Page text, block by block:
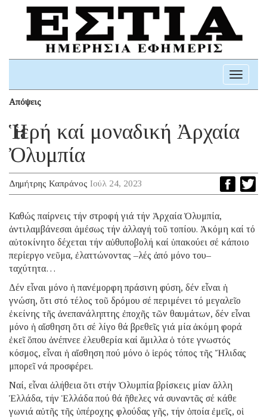
Toggle
Απόψεις
Ἡ ἱερή καί μοναδική Ἀρχαία
Ὀλυμπία
Δημήτρης Καπράνος Ιούλ 24, 2023
Καθώς παίρνεις τήν στροφή γιά τήν Ἀρχαία Ὀλυμπία,
ἀντιλαμβάνεσαι ἀμέσως τήν ἀλλαγή τοῦ τοπίου. Ἀκόμη καί τό
αὐτοκίνητο δέχεται τήν αὐθυποβολή καί ὑπακούει σέ κάποιο
περίεργο νεῦμα, ἐλαττώνοντας –λές ἀπό μόνο του–
ταχύτητα…
Δέν εἶναι μόνο ἡ πανέμορφη πράσινη φύση, δέν εἶναι ἡ
γνώση, ὅτι στό τέλος τοῦ δρόμου σέ περιμένει τό μεγαλεῖο
ἐκείνης τῆς ἀνεπανάληπτης ἐποχῆς τῶν θαυμάτων, δέν εἶναι
μόνο ἡ αἴσθηση ὅτι σέ λίγο θά βρεθεῖς γιά μία ἀκόμη φορά
ἐκεῖ ὅπου ἀνέπνεε ἐλευθερία καί ἅμιλλα ὁ τότε γνωστός
κόσμος, εἶναι ἡ αἴσθηση πού μόνο ὁ ἱερός τόπος τῆς Ἤλιδας
μπορεῖ νά προσφέρει.
Ναί, εἶναι ἀλήθεια ὅτι στήν Ὀλυμπία βρίσκεις μίαν ἄλλη
Ἑλλάδα, τήν Ἑλλάδα πού θά ἤθελες νά συναντᾶς σέ κάθε
γωνιά αὐτῆς τῆς ὑπέροχης φλούδας γῆς, τήν ὁποία ἐμεῖς, οἱ